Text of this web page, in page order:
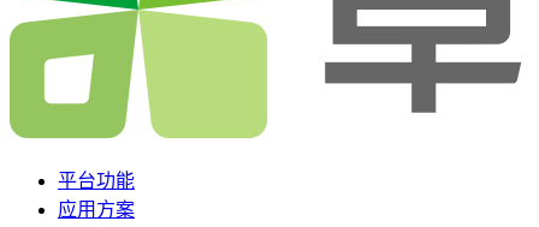
平台功能
应用方案